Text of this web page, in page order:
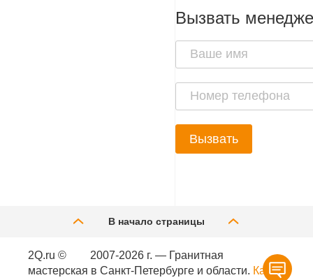
Вызвать
Вызвать
В начало страницы
2Q.ru ©
2007-2026 г. — Гранитная
мастерская в Санкт-Петербурге и области. Карта